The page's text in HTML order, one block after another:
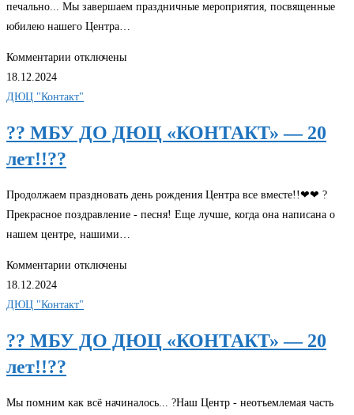
печально... Мы завершаем праздничные мероприятия, посвященные
юбилею нашего Центра…
Комментарии отключены
18.12.2024
ДЮЦ "Контакт"
?? МБУ ДО ДЮЦ «КОНТАКТ» — 20
лет!!??
Продолжаем праздновать день рождения Центра все вместе!!❤❤ ?
Прекрасное поздравление - песня! Еще лучше, когда она написана о
нашем центре, нашими…
Комментарии отключены
18.12.2024
ДЮЦ "Контакт"
?? МБУ ДО ДЮЦ «КОНТАКТ» — 20
лет!!??
Мы помним как всё начиналось... ?Наш Центр - неотъемлемая часть